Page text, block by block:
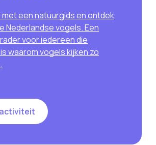
met een natuurgids en ontdek
Nederlandse vogels. Een
voor iedereen die
waarom vogels kijken zo